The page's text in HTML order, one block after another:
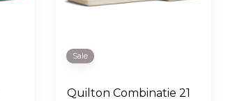
Sale
Quilton Combinatie 21